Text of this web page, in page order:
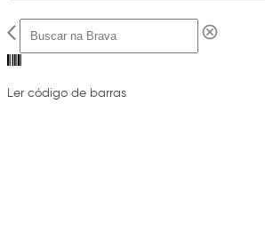
Ler código de barras